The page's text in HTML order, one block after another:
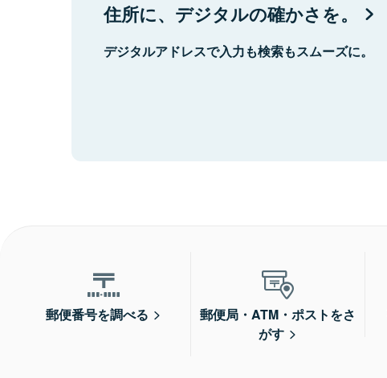
住所に、デジタルの確かさを。
デジタルアドレスで入力も検索もスムーズに。
郵便番号を調べる
郵便局・ATM・ポストをさ
がす